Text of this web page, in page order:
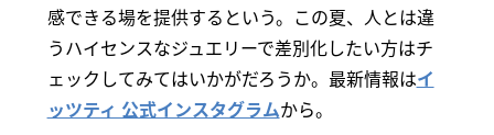
感できる場を提供するという。この夏、人とは違
うハイセンスなジュエリーで差別化したい方はチ
ェックしてみてはいかがだろうか。最新情報はイ
ッツティ 公式インスタグラムから。